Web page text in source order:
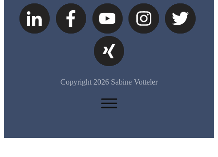
Copyright 2026 Sabine Votteler